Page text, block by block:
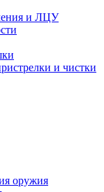
и ЛЦУ
и чистки
оружия